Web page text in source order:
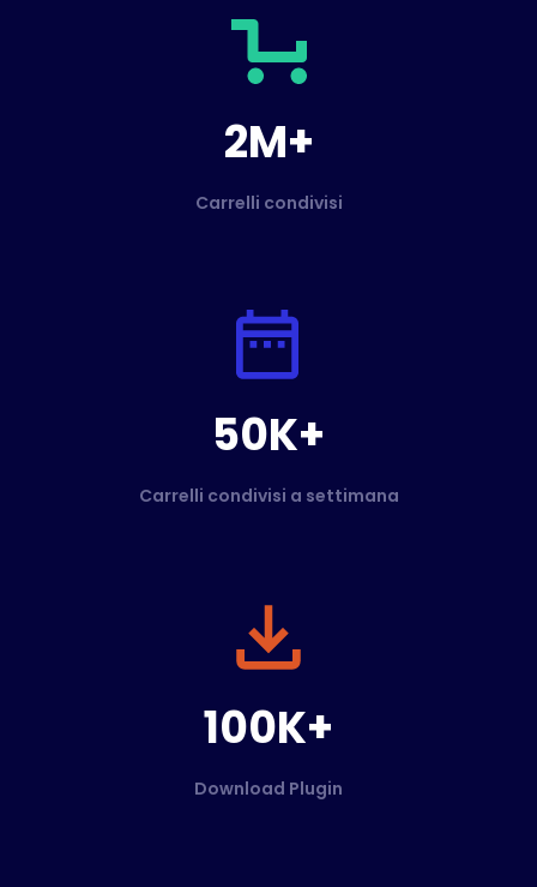
2M+
Carrelli condivisi
50K+
Carrelli condivisi a settimana
100K+
Download Plugin